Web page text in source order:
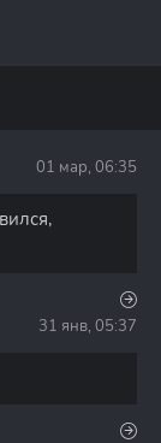
01 мар, 06:35
31 янв, 05:37